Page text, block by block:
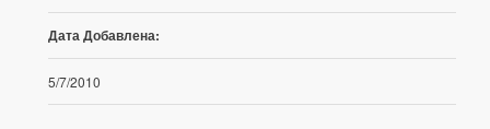
Дата Добавлена:
5/7/2010